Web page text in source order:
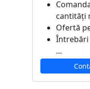
cantități
Ofertă
Întrebări
...